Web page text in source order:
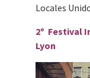
Locales
2º Festival
Lyon